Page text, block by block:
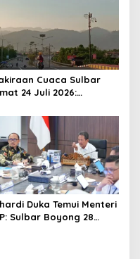
Cuaca Sulbar
24 Juli 2026:
Pesisir Cerah
Duka Temui Menteri
Sulbar Boyong 28